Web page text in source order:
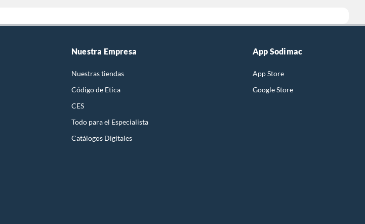
Nuestra Empresa
Nuestras tiendas
Código de Etica
CES
Todo para el Especialista
Catálogos Digitales
App Sodimac
App Store
Google Store